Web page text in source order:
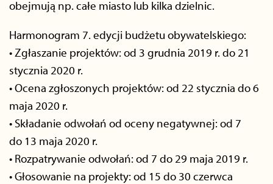
obejmują np. całe miasto lub kilka dzielnic.
Harmonogram 7. edycji budżetu obywatelskiego:
• Zgłaszanie projektów: od 3 grudnia 2019 r. do 21
stycznia 2020 r.
• Ocena zgłoszonych projektów: od 22 stycznia do 6
maja 2020 r.
• Składanie odwołań od oceny negatywnej: od 7
do 13 maja 2020 r.
• Rozpatrywanie odwołań: od 7 do 29 maja 2019 r.
• Głosowanie na projekty: od 15 do 30 czerwca